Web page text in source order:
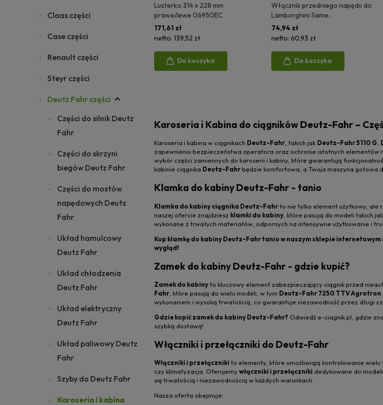
Claas części
Case części
Renault części
Steyr części
Deutz Fahr części
Części do silnik Deutz
Fahr
Części do skrzyni
biegów Deutz Fahr
Części do mostów
napędowych Deutz
Fahr
Układ hamulcowy
Deutz Fahr
Układ chłodzenia
Deutz Fahr
Układ elektryczny
Deutz Fahr
Układ paliwowy Deutz
Fahr
Szyby do Deutz Fahr
Karoseria i kabina
Lusterko 314 x 228 mm
prawe/lewe 06950EC
171,61 zł
netto: 139,52 zł
Do koszyka
Włącznik przedniego napędu do
Lamborghini Same
G117902020050 G117901021030
7700020880 06641EC
74,94 zł
netto: 60,93 zł
Do koszyka
Karoseria i Kabina do ciągników Deutz-Fahr –
Karoseria i kabina w ciągnikach Deutz-Fahr, takich jak Deutz-Fahr 5110 G,
zapewnieniu bezpieczeństwa operatora oraz ochronie istotnych elementów
wybór części zamiennych do karoserii i kabiny, które gwarantują
kabinie ciągnika Deutz-Fahrbędzie komfortowa, a Twoja maszyna gotowa
Klamka do kabiny Deutz-Fahr - tanio
Klamka do kabiny ciągnika Deutz-Fahrto nie tylko element użytkowy, ale
naszej ofercie znajdziesz klamki do kabiny , które pasują do modeli takich jak
wykonane z trwałych materiałów, odpornych na intensywne użytkowanie i
Kup klamkę do kabiny Deutz-Fahr tanio w naszym sklepie
wygląd!
Zamek do kabiny Deutz-Fahr - gdzie kupić?
Zamek do kabinyto kluczowy element zabezpieczający ciągnik przed
Fahr , które pasują do wielu modeli, w tym Deutz-Fahr 7250 TTV Agrotron
wykonaniem i wysoką trwałością, co gwarantuje niezawodność przez długi
Gdzie kupić zamek do kabiny Deutz-Fahr? Odwiedź e-ciagnik.pl, gdzie
szybką dostawą!
Włączniki i przełączniki do Deutz-Fahr
Włączniki i przełączniki to elementy, które umożliwiają kontrolowanie wielu
czy klimatyzacja. Oferujemywłączniki i przełączniki dedykowane do
się trwałością i niezawodnością w każdych warunkach.
Nasza oferta obejmuje: